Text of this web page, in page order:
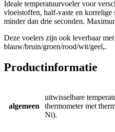
Ideale temperatuurvoeler voor
vloeistoffen, half-vaste en korrelige
minder dan drie seconden.
Deze voelers zijn ook leverbaar
blauw/bruin/groen/rood/wit/geel,.
Productinformatie
algemeen
uitwisselbare
thermometer met
Ni).